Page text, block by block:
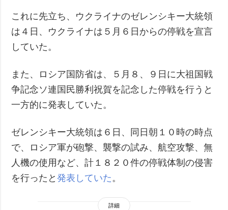
これに先立ち、ウクライナのゼレンシキー大統領
は４日、ウクライナは５月６日からの停戦を宣言
していた。
また、ロシア国防省は、５月８、９日に大祖国戦
争記念ソ連国民勝利祝賀を記念した停戦を行うと
一方的に発表していた。
ゼレンシキー大統領は６日、同日朝１０時の時点
で、ロシア軍が砲撃、襲撃の試み、航空攻撃、無
人機の使用など、計１８２０件の停戦体制の侵害
を行ったと発表していた 。
詳細